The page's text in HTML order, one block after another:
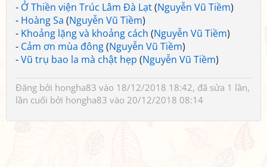
- Ở Thiền viện Trúc Lâm Đà Lạt(Nguyễn Vũ Tiềm)
- Hoàng Sa (Nguyễn Vũ Tiềm)
- Khoảng lặng và khoảng cách (Nguyễn Vũ Tiềm)
- Cảm ơn mùa đông(Nguyễn Vũ Tiềm)
-Vũ trụ bao la mà chật hẹp (Nguyễn Vũ Tiềm)
Đăng bởi hongha83 vào 18/12/2018 18:42, đã sửa 1 lần,
lần cuối bởi hongha83 vào 20/12/2018 08:14